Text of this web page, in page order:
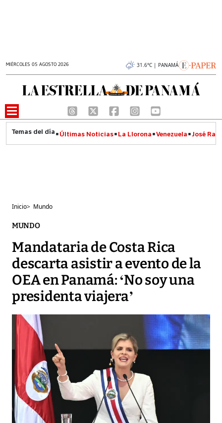
MIÉRCOLES 05 AGOSTO 2026 31.6°C | PANAMÁ
Últimas Noticias La Llorona Venezuela José
Inicio> Mundo
MUNDO
Mandataria de Costa Rica
descarta asistir a evento de la
OEA en Panamá: ‘No soy una
presidenta viajera’